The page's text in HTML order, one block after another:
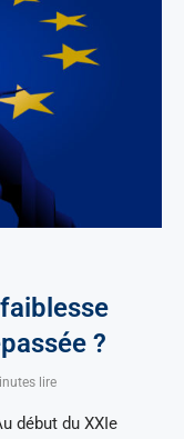
?
lire
début du XXIe